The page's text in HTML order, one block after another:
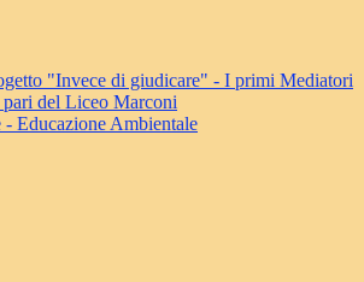
"Invece di giudicare" - I primi Mediatori
pari del Liceo Marconi
- Educazione Ambientale